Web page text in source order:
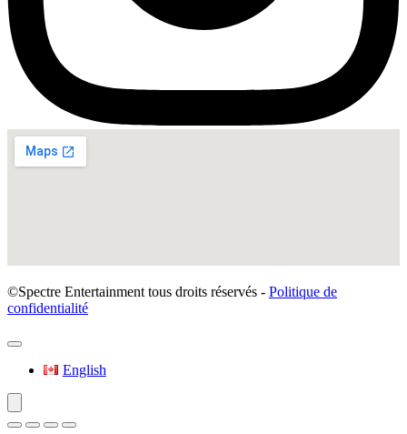
©Spectre Entertainment tous droits réservés - Politique de
confidentialité
English